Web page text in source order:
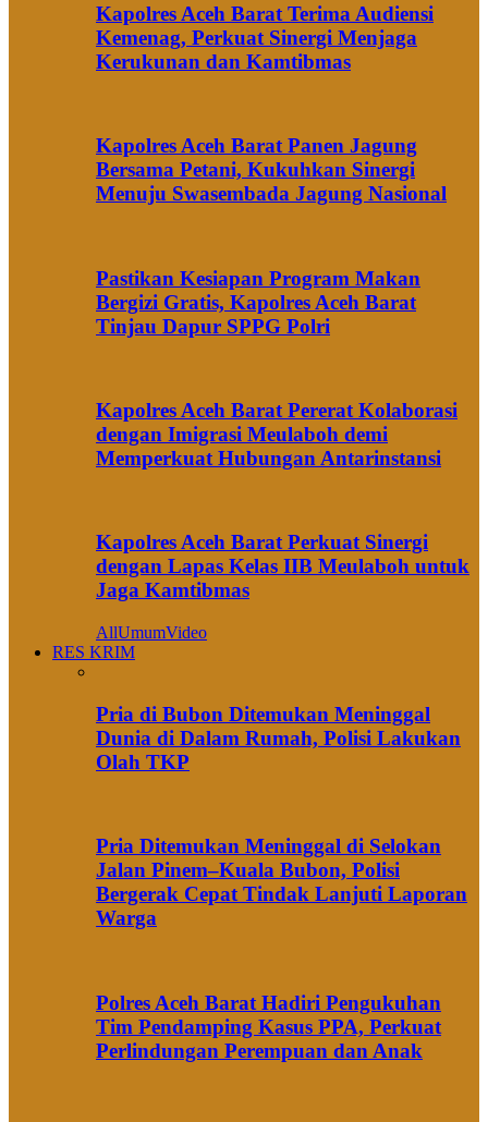
Kapolres Aceh Barat Terima Audiensi
Kemenag, Perkuat Sinergi Menjaga
Kerukunan dan Kamtibmas
Kapolres Aceh Barat Panen Jagung
Bersama Petani, Kukuhkan Sinergi
Menuju Swasembada Jagung Nasional
Pastikan Kesiapan Program Makan
Bergizi Gratis, Kapolres Aceh Barat
Tinjau Dapur SPPG Polri
Kapolres Aceh Barat Pererat Kolaborasi
dengan Imigrasi Meulaboh demi
Memperkuat Hubungan Antarinstansi
Kapolres Aceh Barat Perkuat Sinergi
dengan Lapas Kelas IIB Meulaboh untuk
Jaga Kamtibmas
AllUmumVideo
RES KRIM
Pria di Bubon Ditemukan Meninggal
Dunia di Dalam Rumah, Polisi Lakukan
Olah TKP
Pria Ditemukan Meninggal di Selokan
Jalan Pinem–Kuala Bubon, Polisi
Bergerak Cepat Tindak Lanjuti Laporan
Warga
Polres Aceh Barat Hadiri Pengukuhan
Tim Pendamping Kasus PPA, Perkuat
Perlindungan Perempuan dan Anak